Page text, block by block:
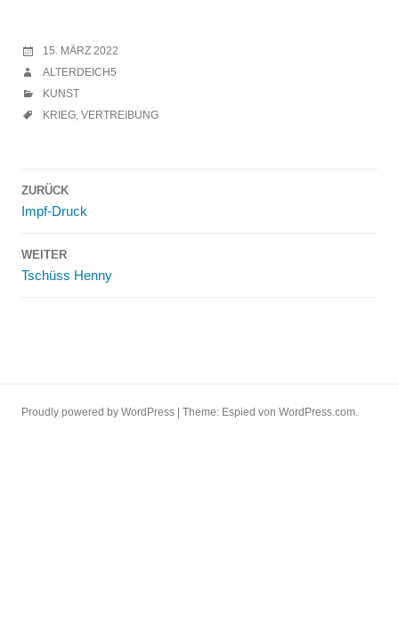
VERÖFFENTLICHT
15. MÄRZ 2022
AUTOR
ALTERDEICH5
KATEGORIEN
KUNST
SCHLAGWÖRTER
KRIEG, VERTREIBUNG
Beitragsnavigation
ZURÜCK
Impf-Druck
WEITER
Tschüss Henny
Proudly powered by WordPress Theme: Espied von WordPress.com.